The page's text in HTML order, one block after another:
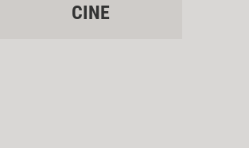
CINE